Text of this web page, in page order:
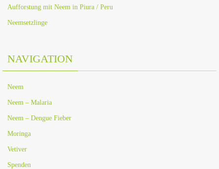
Aufforstung mit Neem in Piura / Peru
Neemsetzlinge
NAVIGATION
Neem
Neem – Malaria
Neem – Dengue Fieber
Moringa
Vetiver
Spenden